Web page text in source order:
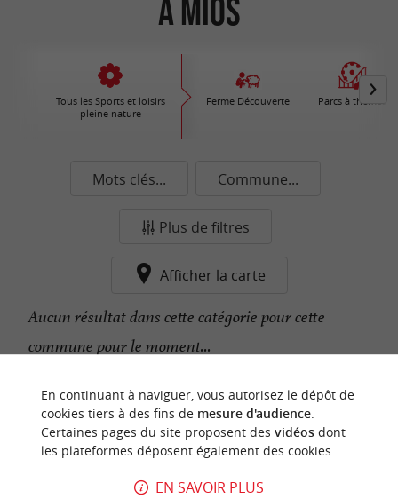
à Mios
Tous les Sports et loisirs
pleine nature
Ferme Découverte Parcs à thèmes
Mots clés... Commune...
Plus de filtres
Afficher la carte
Aucun résultat dans cette catégorie pour cette
commune pour le moment...
n
o
t
r
e
c
o
u
p
d
e
c
o
e
u
r
En continuant à naviguer, vous autorisez le dépôt de
cookies tiers à des fins de mesure d'audience.
Certaines pages du site proposent des vidéosdont
les plateformes déposent également des cookies.
EN SAVOIR PLUS